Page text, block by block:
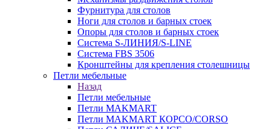
Фурнитура для столов
Ноги для столов и барных стоек
Опоры для столов и барных стоек
Система S-ЛИНИЯ/S-LINE
Система FBS 3506
Кронштейны для крепления столешницы
Петли мебельные
Назад
Петли мебельные
Петли MAKMART
Петли MAKMART КОРСО/CORSO